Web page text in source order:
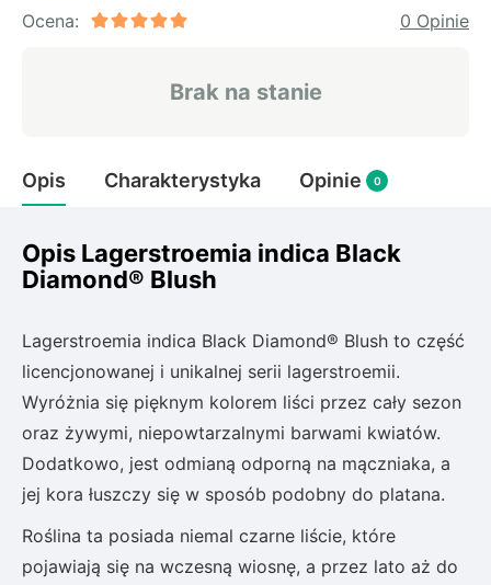
Rudbeckia
Hakonechoa (trawa bambusowa)
Pnącza
Glicynia (wisteria)
Bluszcz
Ewodia (tetradium daniellii)
Ocena:
0 Opinie
Brak na stanie
Opis Charakterystyka Opinie 0
Opis Lagerstroemia indica Black
Diamond® Blush
Lagerstroemia indica Black Diamond® Blush to część
licencjonowanej i unikalnej serii lagerstroemii.
Wyróżnia się pięknym kolorem liści przez cały sezon
oraz żywymi, niepowtarzalnymi barwami kwiatów.
Dodatkowo, jest odmianą odporną na mączniaka, a
jej kora łuszczy się w sposób podobny do platana.
Roślina ta posiada niemal czarne liście, które
pojawiają się na wczesną wiosnę, a przez lato aż do